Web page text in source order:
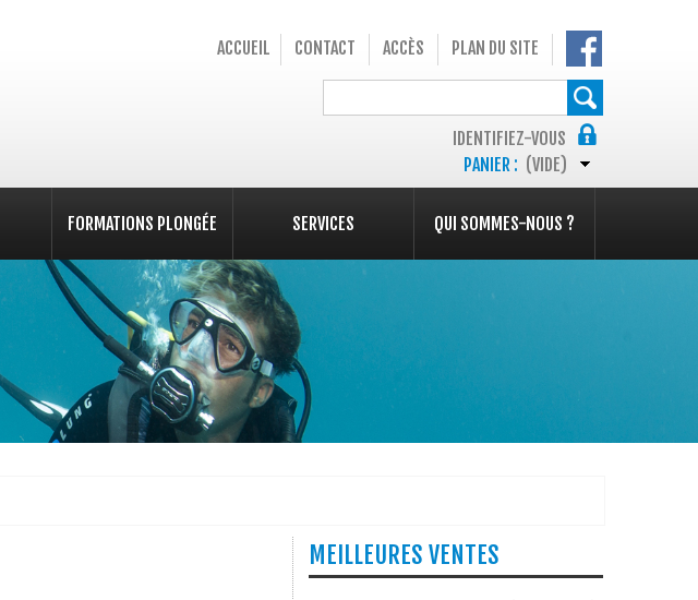
ACCUEIL CONTACT ACCÈS PLAN DU SITE
IDENTIFIEZ-VOUS
PANIER : (VIDE)
FORMATIONS PLONGÉE SERVICES QUI SOMMES-NOUS ?
MEILLEURES VENTES